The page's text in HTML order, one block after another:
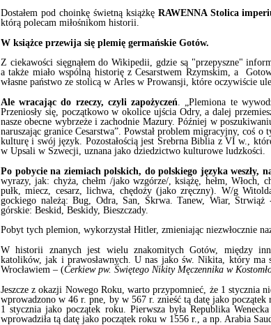
Dostałem pod choinkę świetną książkę RAWENNA Stolica
którą polecam miłośnikom historii.
W książce przewija się plemię germańskie Gotów.
Z ciekawości sięgnąłem do Wikipedii, gdzie są "przepyszne"
a także miało wspólną historię z Cesarstwem Rzymskim, a
własne państwo ze stolicą w Arles w Prowansji, które oczywiście
Ale wracając do rzeczy, czyli zapożyczeń. „Plemiona te
Przeniosły się, początkowo w okolice ujścia Odry, a dalej
nasze obecne wybrzeże i zachodnie Mazury. Później w
naruszając granice Cesarstwa”. Powstał problem migracyjny, coś o
kulturę i swój język. Pozostałością jest Srebrna Biblia z VI w.,
w Upsali w Szwecji, uznana jako dziedzictwo kulturowe ludzkości.
Po pobycie na ziemiach polskich, do polskiego języka weszły,
wyrazy, jak: chyża, chełm /jako wzgórze/, książę, hełm, Włoch,
pułk, miecz, cesarz, lichwa, chędoży (jako zręczny). W/g
gockiego należą: Bug, Odra, San, Skrwa. Tanew, Wiar,
górskie: Beskid, Beskidy, Bieszczady.
Pobyt tych plemion, wykorzystał Hitler, zmieniając niezwłocznie
W historii znanych jest wielu znakomitych Gotów, między
katolików, jak i prawosławnych. U nas jako św. Nikita, który ma
Wrocławiem – (Cerkiew pw. Świętego Nikity Męczennika w
Jeszcze z okazji Nowego Roku, warto przypomnieć, że 1 stycznia
wprowadzono w 46 r. pne, by w 567 r. znieść tą datę jako
1 stycznia jako początek roku. Pierwsza była Republika
wprowadziła tą datę jako początek roku w 1556 r., a np. Arabia